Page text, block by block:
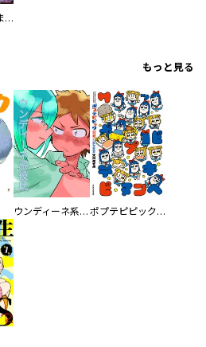
ドロンジョさまは転生しても悪役令嬢のままだった【分冊版】
もっと見る
ウンディーネ系彼氏 ポプテピピック SEASON EIGHT